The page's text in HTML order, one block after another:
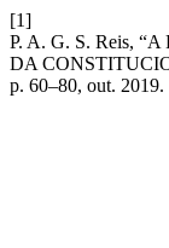
[1]
P. A. G. S. Reis,
DA
p. 60–80, out. 2019.